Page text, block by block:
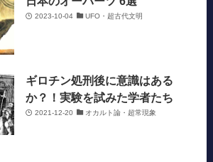
2023-10-04 UFO・超古代文明
ギロチン処刑後に意識はある
か？！実験を試みた学者たち
2021-12-20 オカルト論・超常現象